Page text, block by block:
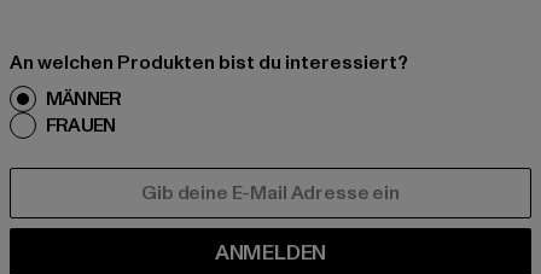
An welchen Produkten bist du interessiert?
MÄNNER
FRAUEN
ANMELDEN